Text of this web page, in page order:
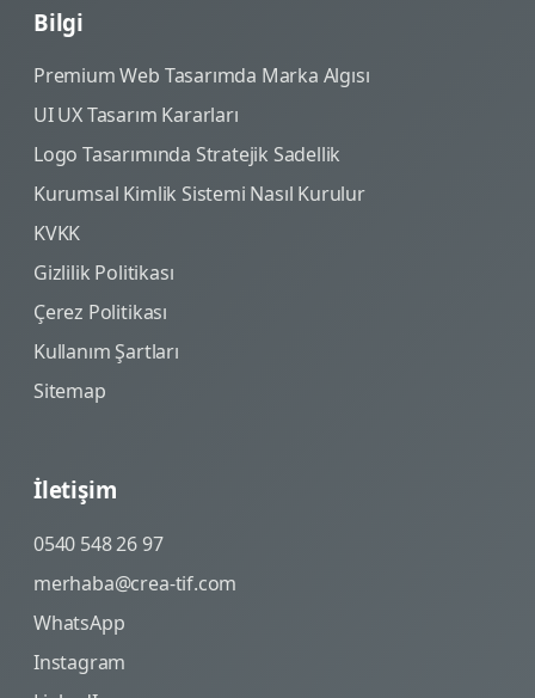
Bilgi
Premium Web Tasarımda Marka Algısı
UI UX Tasarım Kararları
Logo Tasarımında Stratejik Sadellik
Kurumsal Kimlik Sistemi Nasıl Kurulur
KVKK
Gizlilik Politikası
Çerez Politikası
Kullanım Şartları
Sitemap
İletişim
0540 548 26 97
merhaba@crea-tif.com
WhatsApp
Instagram